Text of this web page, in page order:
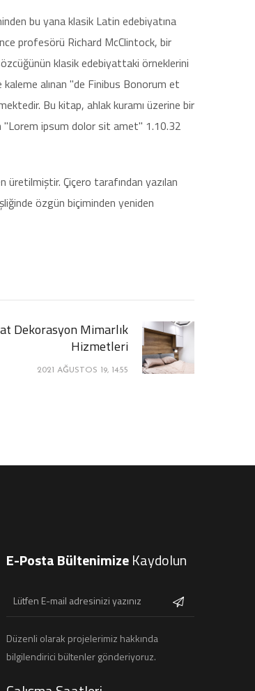
bu yana klasik Latin edebiyatına
profesörü Richard McClintock, bir
klasik edebiyattaki örneklerini
alınan "de Finibus Bonorum et
Bu kitap, ahlak kuramı üzerine bir
"Lorem ipsum dolor sit amet" 1.10.32
Çiçero tarafından yazılan
özgün biçiminden yeniden
Dekorasyon Mimarlık
Hizmetleri
2021 AĞUSTOS 19, 14:55
E-Posta BültenimizeKaydolun
Düzenli olarak projelerimiz hakkında
bilgilendirici bültenler gönderiyoruz.